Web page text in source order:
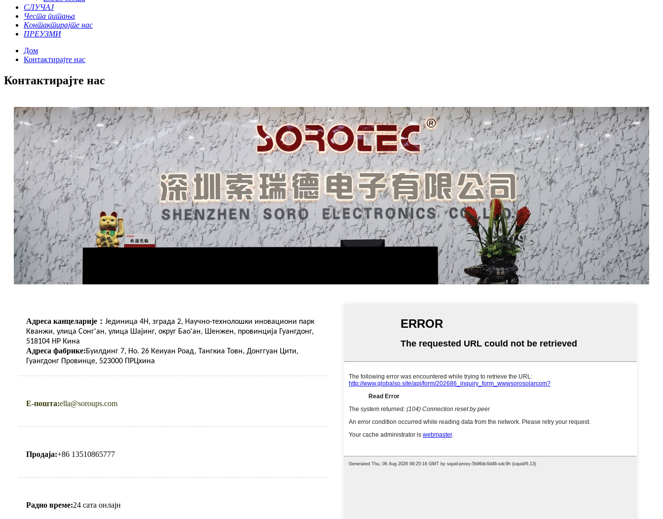
СЛУЧАЈ
Честа питања
Контактирајте нас
ПРЕУЗМИ
Дом
Контактирајте нас
Контактирајте нас
Адреса канцеларије： Јединица 4Н, зграда 2, Научно-технолошки иновациони парк
Кванжи, улица Сонг'ан, улица Шајинг, округ Бао'ан, Шенжен, провинција Гуангдонг,
518104 НР Кина
Адреса фабрике:Буилдинг 7, Но. 26 Кеиуан Роад, Тангкиа Товн, Донггуан Цити,
Гуангдонг Провинце, 523000 ПРЦхина
Е-пошта:ella@soroups.com
Продаја:+86 13510865777
Радно време:24 сата онлајн